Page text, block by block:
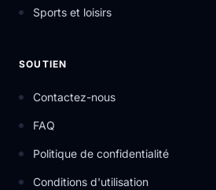
Sports et loisirs
SOUTIEN
Contactez-nous
FAQ
Politique de confidentialité
Conditions d'utilisation